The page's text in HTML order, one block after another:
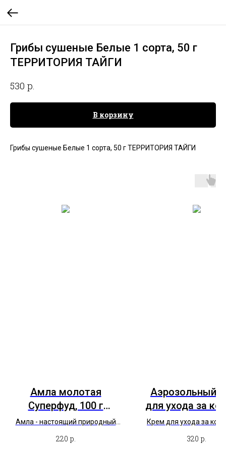
Грибы сушеные Белые 1 сорта, 50 г
ТЕРРИТОРИЯ ТАЙГИ
530 р.
В корзину
Грибы сушеные Белые 1 сорта, 50 г ТЕРРИТОРИЯ ТАЙГИ
Амла молотая
Суперфуд, 100 г
ЗОЛОТО ИНДИИ
Амла - настоящий природный
иммуномодулятор, тоник,
220 р.
Аэрозольный
для ухода за
Д-Пантенолом,
ДОМАШНЯЯ
Крем для ухода за
качестве экспресс-
320 р.